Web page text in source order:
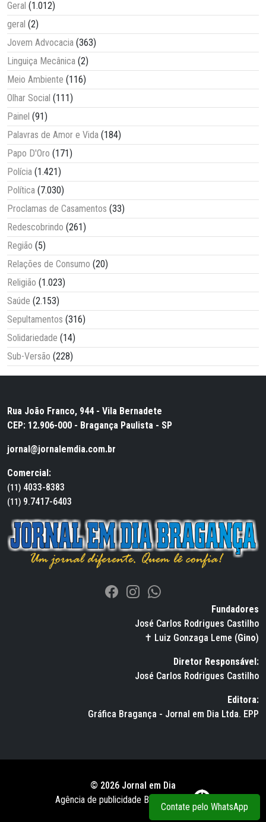
Geral (1.012)
geral (2)
Jovem Advocacia (363)
Linguiça Mecânica (2)
Meio Ambiente (116)
Olhar Social (111)
Painel (91)
Palavras de Amor e Vida (184)
Papo D'Oro (171)
Polícia (1.421)
Política (7.030)
Proclamas de Casamentos (33)
Redescobrindo (261)
Região (5)
Relações de Consumo (20)
Religião (1.023)
Saúde (2.153)
Sepultamentos (316)
Solidariedade (14)
Sub-Versão (228)
Rua João Franco, 944 - Vila Bernadete
CEP: 12.906-000 - Bragança Paulista - SP
jornal@jornalemdia.com.br
Comercial:
(11) 4033-8383
(11) 9.7417-6403
Fundadores
José Carlos Rodrigues Castilho
✝ Luiz Gonzaga Leme (Gino)
Diretor Responsável:
José Carlos Rodrigues Castilho
Editora:
Gráfica Bragança - Jornal em Dia Ltda. EPP
© 2026 Jornal em Dia
Agência de publicidade BWS RUSSO
Contate pelo WhatsApp